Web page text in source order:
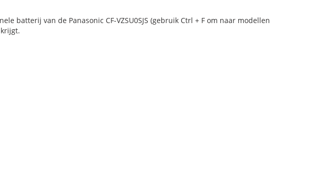
batterij van de Panasonic CF-VZSU0SJS (gebruik Ctrl + F om naar modellen